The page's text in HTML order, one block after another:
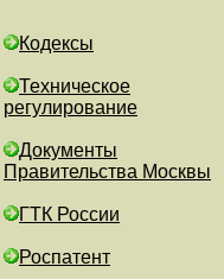
Кодексы
Техническое
регулирование
Документы
Правительства Москвы
ГТК России
Роспатент